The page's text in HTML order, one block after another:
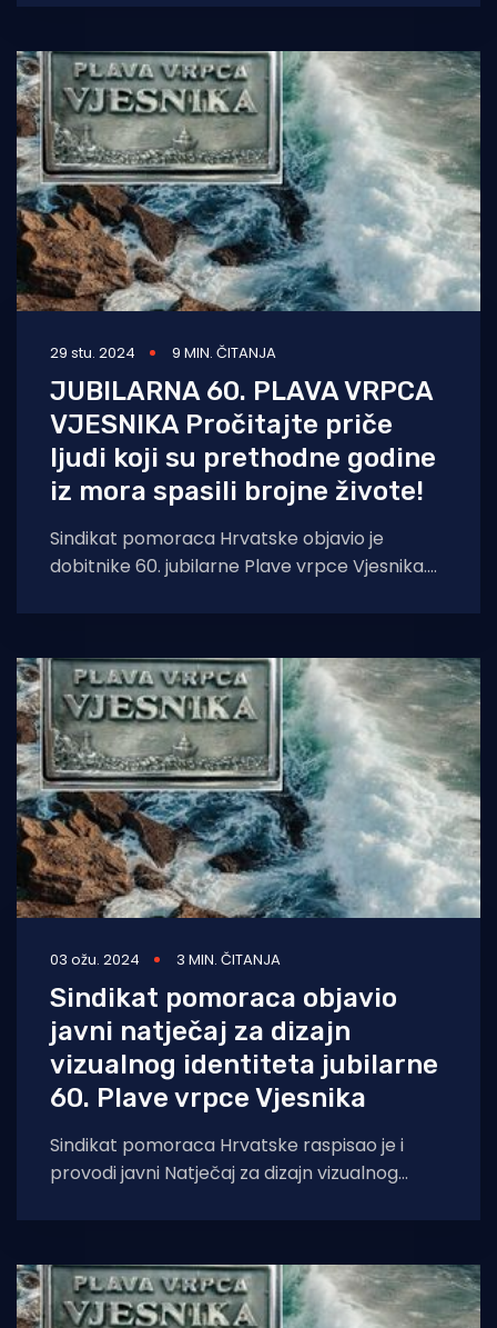
Na konferenciji
29 stu. 2024 9 MIN. ČITANJA
JUBILARNA 60. PLAVA VRPCA
VJESNIKA Pročitajte priče
ljudi koji su prethodne godine
iz mora spasili brojne živote!
Sindikat pomoraca Hrvatske objavio je
dobitnike 60. jubilarne Plave vrpce Vjesnika.
nominirano je osam
03 ožu. 2024 3 MIN. ČITANJA
Sindikat pomoraca objavio
javni natječaj za dizajn
vizualnog identiteta jubilarne
60. Plave vrpce Vjesnika
Sindikat pomoraca Hrvatske raspisao je i
provodi javni Natječaj za dizajn vizualnog
ovogodišnju, jubilarnu